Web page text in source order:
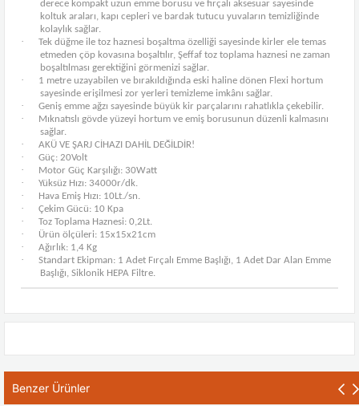
derece kompakt uzun emme borusu ve fırçalı aksesuar sayesinde
koltuk araları, kapı cepleri ve bardak tutucu yuvaların temizliğinde
kolaylık sağlar.
·
Tek düğme ile toz haznesi boşaltma özelliği sayesinde kirler ele temas
etmeden çöp kovasına boşaltılır, Şeffaf toz toplama haznesi ne zaman
boşaltılması gerektiğini görmenizi sağlar.
·
1 metre uzayabilen ve bırakıldığında eski haline dönen Flexi hortum
sayesinde erişilmesi zor yerleri temizleme imkânı sağlar.
· Geniş emme ağzı sayesinde büyük kir parçalarını rahatlıkla çekebilir.
·
Mıknatıslı gövde yüzeyi hortum ve emiş borusunun düzenli kalmasını
sağlar.
· AKÜ VE ŞARJ CİHAZI DAHİL DEĞİLDİR!
· Güç: 20Volt
· Motor Güç Karşılığı: 30Watt
· Yüksüz Hızı: 34000r/dk.
· Hava Emiş Hızı: 10Lt./sn.
· Çekim Gücü: 10 Kpa
· Toz Toplama Haznesi: 0,2Lt.
· Ürün ölçüleri: 15x15x21cm
· Ağırlık: 1,4 Kg
·
Standart Ekipman: 1 Adet Fırçalı Emme Başlığı, 1 Adet Dar Alan Emme
Başlığı, Siklonik HEPA Filtre.
Benzer Ürünler